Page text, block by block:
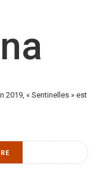
2019, « Sentinelles » est